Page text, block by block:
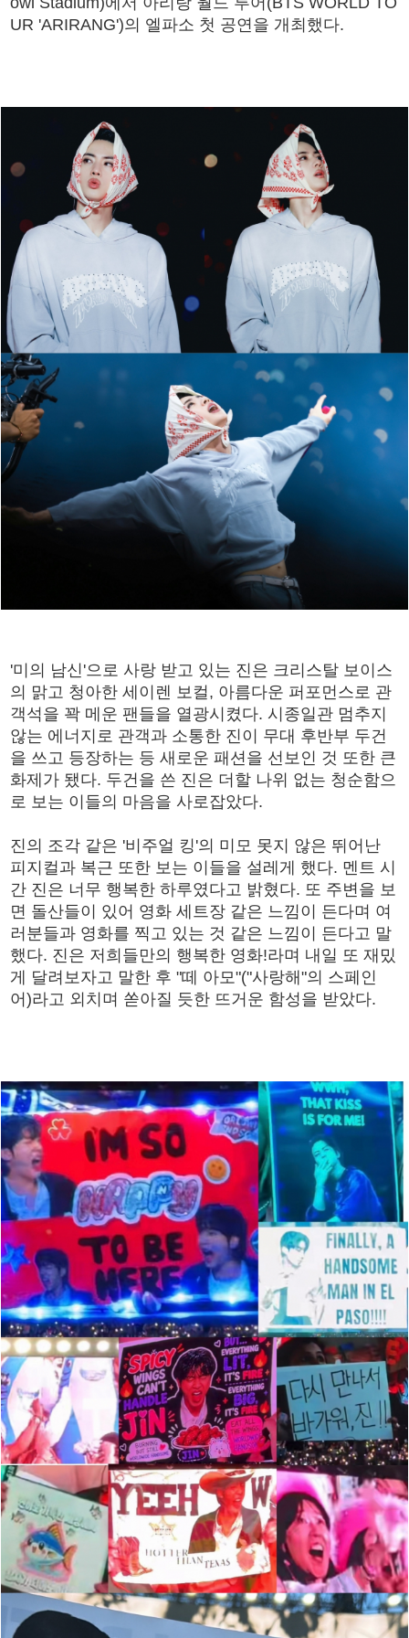
UR 'ARIRANG')의 엘파소 첫 공연을 개최했다.
'미의 남신'으로 사랑 받고 있는 진은 크리스탈 보이스
의 맑고 청아한 세이렌 보컬, 아름다운 퍼포먼스로 관
객석을 꽉 메운 팬들을 열광시켰다. 시종일관 멈추지
않는 에너지로 관객과 소통한 진이 무대 후반부 두건
을 쓰고 등장하는 등 새로운 패션을 선보인 것 또한 큰
화제가 됐다. 두건을 쓴 진은 더할 나위 없는 청순함으
로 보는 이들의 마음을 사로잡았다.
진의 조각 같은 '비주얼 킹'의 미모 못지 않은 뛰어난
피지컬과 복근 또한 보는 이들을 설레게 했다. 멘트 시
간 진은 너무 행복한 하루였다고 밝혔다. 또 주변을 보
면 돌산들이 있어 영화 세트장 같은 느낌이 든다며 여
러분들과 영화를 찍고 있는 것 같은 느낌이 든다고 말
했다. 진은 저희들만의 행복한 영화!라며 내일 또 재밌
게 달려보자고 말한 후 "떼 아모"("사랑해"의 스페인
어)라고 외치며 쏟아질 듯한 뜨거운 함성을 받았다.